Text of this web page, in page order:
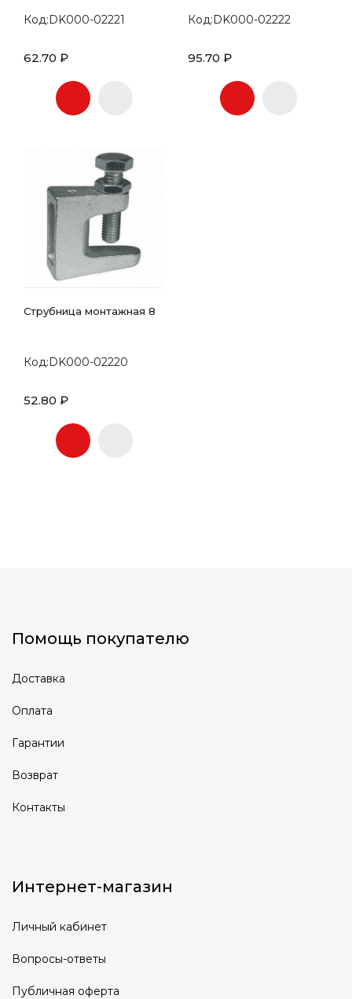
Код:DK000-02221
62.70 ₽
Код:DK000-02222
95.70 ₽
Струбница монтажная 8
Код:DK000-02220
52.80 ₽
Помощь покупателю
Доставка
Оплата
Гарантии
Возврат
Контакты
Интернет-магазин
Личный кабинет
Вопросы-ответы
Публичная оферта